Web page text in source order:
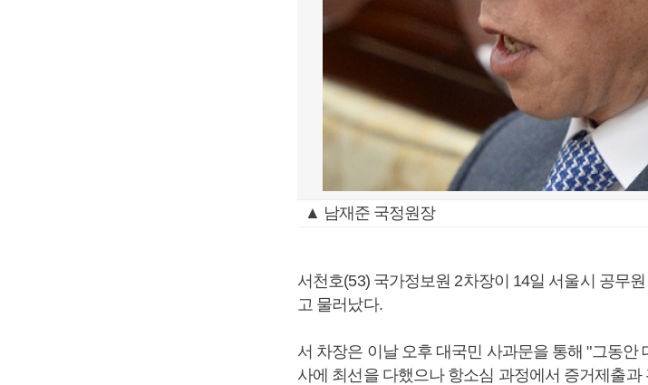
▲ 남재준 국정원장
서천호(53) 국가정보원 2차장이 14일 서울시 공무
고 물러났다.
서 차장은 이날 오후 대국민 사과문을 통해 "그동
사에 최선을 다했으나 항소심 과정에서 증거제출